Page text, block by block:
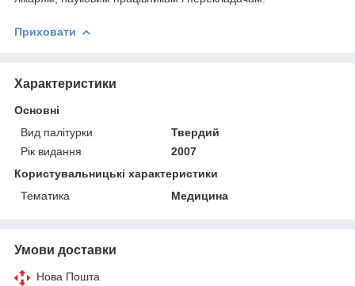
Приховати
Характеристики
Основні
Вид палітурки
Твердий
Рік видання
2007
Користувальницькі характеристики
Тематика
Медицина
Умови доставки
Нова Пошта